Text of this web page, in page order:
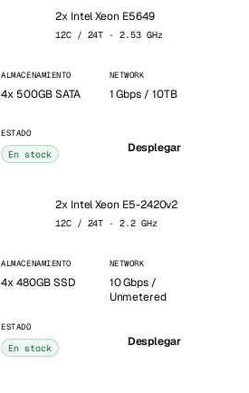
2x Intel Xeon E5649
12C / 24T · 2.53 GHz
ALMACENAMIENTO
4x 500GB SATA
NETWORK
1 Gbps / 10TB
ESTADO
En stock Desplegar
2x Intel Xeon E5-2420v2
12C / 24T · 2.2 GHz
ALMACENAMIENTO
4x 480GB SSD
NETWORK
10 Gbps /
Unmetered
ESTADO
En stock Desplegar